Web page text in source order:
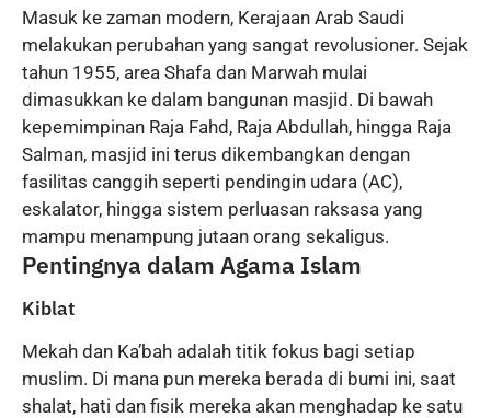
Masuk ke zaman modern, Kerajaan Arab Saudi
melakukan perubahan yang sangat revolusioner. Sejak
tahun 1955, area Shafa dan Marwah mulai
dimasukkan ke dalam bangunan masjid. Di bawah
kepemimpinan Raja Fahd, Raja Abdullah, hingga Raja
Salman, masjid ini terus dikembangkan dengan
fasilitas canggih seperti pendingin udara (AC),
eskalator, hingga sistem perluasan raksasa yang
mampu menampung jutaan orang sekaligus.
Pentingnya dalam Agama Islam
Kiblat
Mekah dan Ka’bah adalah titik fokus bagi setiap
muslim. Di mana pun mereka berada di bumi ini, saat
shalat, hati dan fisik mereka akan menghadap ke satu